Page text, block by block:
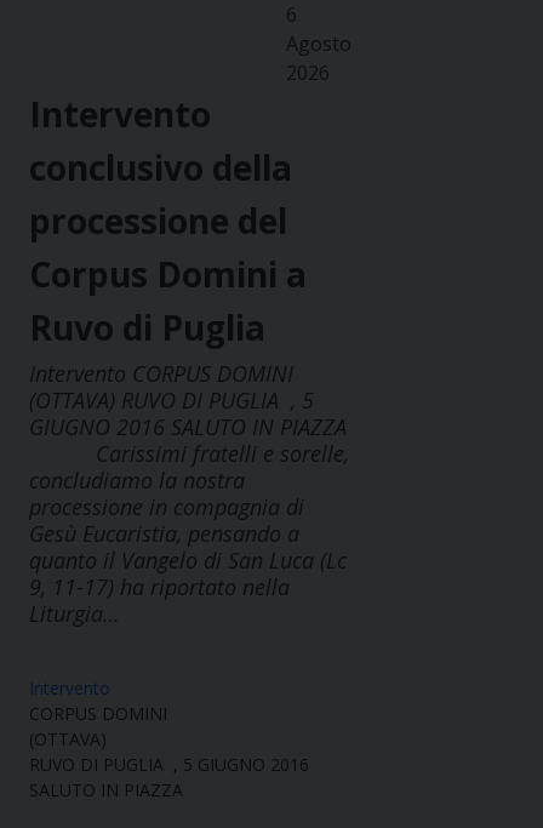
6
Agosto
2026
Intervento
conclusivo della
processione del
Corpus Domini a
Ruvo di Puglia
Intervento CORPUS DOMINI
(OTTAVA) RUVO DI PUGLIA , 5
GIUGNO 2016 SALUTO IN PIAZZA
Carissimi fratelli e sorelle,
concludiamo la nostra
processione in compagnia di
Gesù Eucaristia, pensando a
quanto il Vangelo di San Luca (Lc
9, 11-17) ha riportato nella
Liturgia…
Intervento
CORPUS DOMINI
(OTTAVA)
RUVO DI PUGLIA , 5 GIUGNO 2016
SALUTO IN PIAZZA